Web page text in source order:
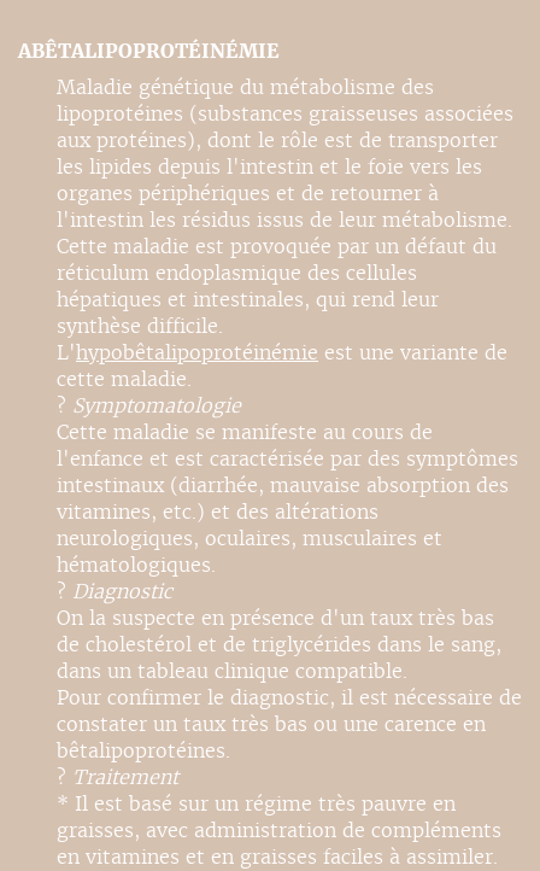
ABÊTALIPOPROTÉINÉMIE
Maladie génétique du métabolisme des
lipoprotéines (substances graisseuses associées
aux protéines), dont le rôle est de transporter
les lipides depuis l'intestin et le foie vers les
organes périphériques et de retourner à
l'intestin les résidus issus de leur métabolisme.
Cette maladie est provoquée par un défaut du
réticulum endoplasmique des cellules
hépatiques et intestinales, qui rend leur
synthèse difficile.
L'hypobêtalipoprotéinémie est une variante de
cette maladie.
? Symptomatologie
Cette maladie se manifeste au cours de
l'enfance et est caractérisée par des symptômes
intestinaux (diarrhée, mauvaise absorption des
vitamines, etc.) et des altérations
neurologiques, oculaires, musculaires et
hématologiques.
? Diagnostic
On la suspecte en présence d'un taux très bas
de cholestérol et de triglycérides dans le sang,
dans un tableau clinique compatible.
Pour confirmer le diagnostic, il est nécessaire de
constater un taux très bas ou une carence en
bêtalipoprotéines.
? Traitement
* Il est basé sur un régime très pauvre en
graisses, avec administration de compléments
en vitamines et en graisses faciles à assimiler.